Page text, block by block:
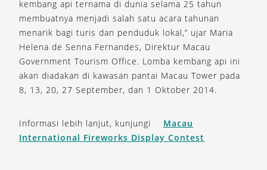
kembang api ternama di dunia selama 25 tahun
membuatnya menjadi salah satu acara tahunan
menarik bagi turis dan penduduk lokal,” ujar Maria
Helena de Senna Fernandes, Direktur Macau
Government Tourism Office. Lomba kembang api ini
akan diadakan di kawasan pantai Macau Tower pada
8, 13, 20, 27 September, dan 1 Oktober 2014.
Informasi lebih lanjut, kunjungi
Macau
International Fireworks Display Contest